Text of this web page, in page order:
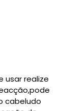
usar realize
cabeludo